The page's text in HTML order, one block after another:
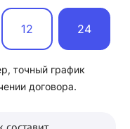
12 24
точный график
договора.